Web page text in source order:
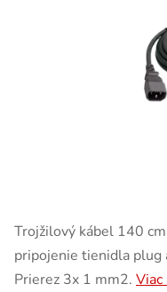
Trojžilový kábel 140
pripojenie tienidla plug
Prierez 3x 1 mm2.